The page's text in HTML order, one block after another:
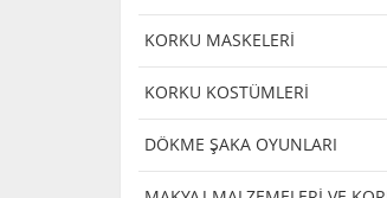
KORKU MASKELERİ
KORKU KOSTÜMLERİ
DÖKME ŞAKA OYUNLARI